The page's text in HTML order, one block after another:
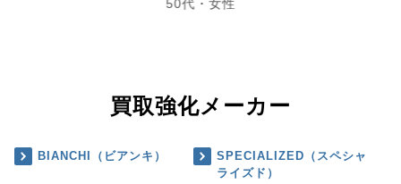
50代・女性
買取強化メーカー
BIANCHI（ビアンキ）
SPECIALIZED（スペシャ
ライズド）